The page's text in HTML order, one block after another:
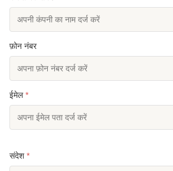
फ़ोन नंबर
ईमेल*
संदेश *